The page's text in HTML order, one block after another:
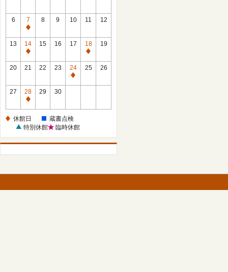
6
7
休
館
日
8 9 10 11 12
13
14
休
館
15 16 17
18
休
館
19
20 21 22 23
24
休
25 26
27
28
休
日
29 30
休館日
蔵書点検
特別休館
臨時休館